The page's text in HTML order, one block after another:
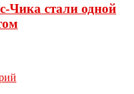
Чика стали одной